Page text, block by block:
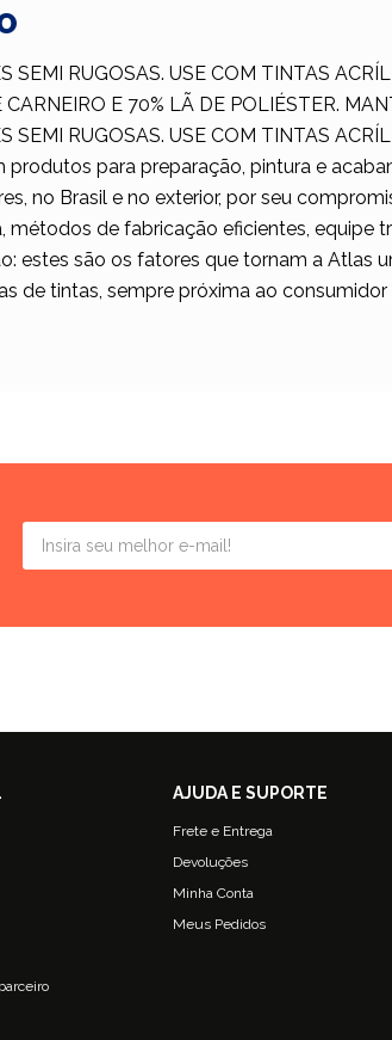
SEMI RUGOSAS. USE COM TINTAS
E 70% LÃ DE POLIÉSTER.
SEMI RUGOSAS. USE COM TINTAS
para preparação, pintura e
no Brasil e no exterior, por seu
de fabricação eficientes, equipe
estes são os fatores que tornam a Atlas
de tintas, sempre próxima ao
Frete e Entrega
Devoluções
Minha Conta
Meus Pedidos